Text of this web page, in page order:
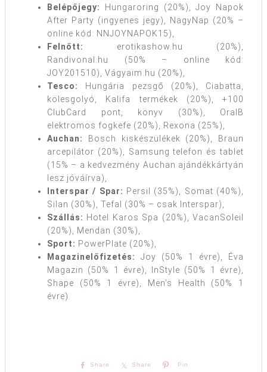
Belépőjegy:
Hungaroring (20%), Joy Napok
After Party (ingyenes jegy), NagyNap (20% –
online kód: NNJOYNAPOK15),
Felnőtt:
erotikashow.hu (20%),
Randivonal.hu (50% – online kód:
JOY201510), Vágyaim.hu (20%),
Tesco:
Hungária pezsgő (20%), Ciabatta,
kölesgolyó, Kalifa termékek (20%), +100
ClubCard pont, könyv (30%), OralB
elektromos fogkefe (20%), Rexona (25%),
Auchan:
Bosch kiskészülékek (20%), Braun
arcepilátor (20%), Samsung telefon és tablet
(15% – a kedvezmény Auchan ajándékkártyán
lesz jóváírva),
Interspar / Spar: Persil (35%), Somat (40%),
Silan (30%), Tefal (30% – csak Interspar),
Szállás: Hotel Karos Spa (20%), VacanSoleil
(20%), Mendan (30%),
Sport: PowerPlate (20%),
Magazinelőfizetés:
Joy (50% 1 évre), Éva
Magazin (50% 1 évre), InStyle (50% 1 évre),
Shape (50% 1 évre), Men’s Health (50% 1
évre).
Share Share Pin